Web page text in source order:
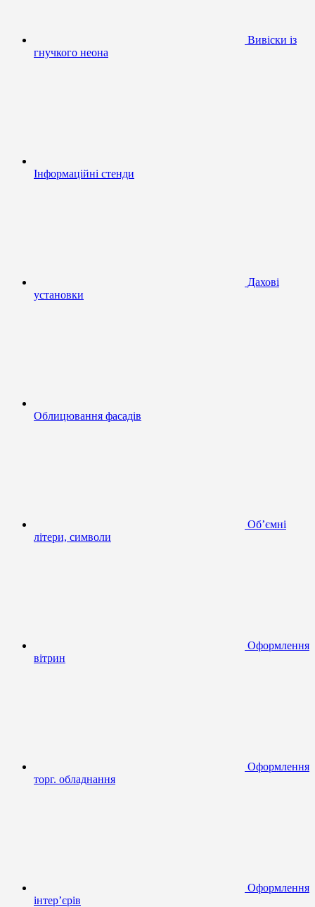
Вивіски із
гнучкого неона
Інформаційні стенди
Дахові
установки
Облицювання фасадів
Об’ємні
літери, символи
Оформлення
вітрин
Оформлення
торг. обладнання
Оформлення
інтер’єрів